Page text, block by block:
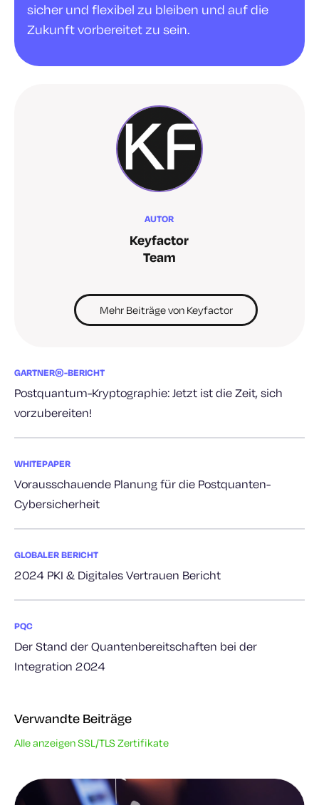
sicher und flexibel zu bleiben und auf die
Zukunft vorbereitet zu sein.
AUTOR
Keyfactor
Team
Mehr Beiträge von Keyfactor
GARTNER®-BERICHT
Postquantum-Kryptographie: Jetzt ist die Zeit, sich
vorzubereiten!
WHITEPAPER
Vorausschauende Planung für die Postquanten-
Cybersicherheit
GLOBALER BERICHT
2024 PKI & Digitales Vertrauen Bericht
PQC
Der Stand der Quantenbereitschaften bei der
Integration 2024
Verwandte Beiträge
Alle anzeigen SSL/TLS Zertifikate